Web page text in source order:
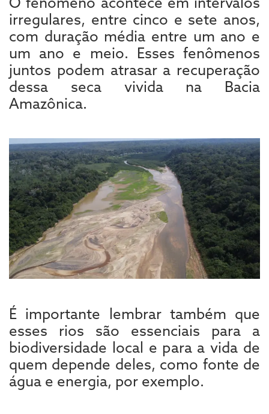
irregulares, entre cinco e sete anos,
com duração média entre um ano e
um ano e meio. Esses fenômenos
juntos podem atrasar a recuperação
dessa seca vivida na Bacia
Amazônica.
É importante lembrar também que
esses rios são essenciais para a
biodiversidade local e para a vida de
quem depende deles, como fonte de
água e energia, por exemplo.